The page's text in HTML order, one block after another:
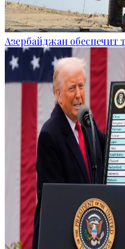
Азербайджан обеспечит